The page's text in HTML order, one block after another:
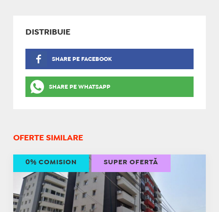
DISTRIBUIE
SHARE PE FACEBOOK
SHARE PE WHATSAPP
OFERTE SIMILARE
0% COMISION SUPER OFERTĂ